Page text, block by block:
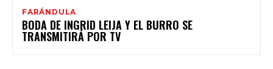
FARÁNDULA
BODA DE INGRID LEIJA Y EL BURRO SE
TRANSMITIRÁ POR TV